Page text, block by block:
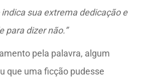
sua extrema dedicação e
para dizer não.”
pela palavra, algum
que uma ficção pudesse